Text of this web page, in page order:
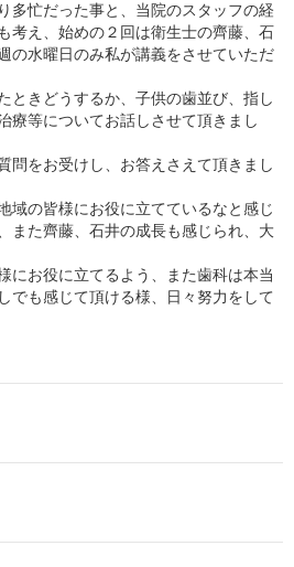
多忙だった事と、当院のスタッフの経
考え、始めの２回は衛生士の齊藤、石
の水曜日のみ私が講義をさせていただ
ときどうするか、子供の歯並び、指し
療等についてお話しさせて頂きまし
問をお受けし、お答えさえて頂きまし
域の皆様にお役に立てているなと感じ
また齊藤、石井の成長も感じられ、大
にお役に立てるよう、また歯科は本当
でも感じて頂ける様、日々努力をして